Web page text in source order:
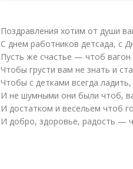
Поздравления хотим от души
С днем работников детсада, с
Пусть же счастье — чтоб
Чтобы грусти вам не знать и
Чтобы с детками всегда
И не шумными они были чтоб,
И достатком и весельем чтоб
И добро, здоровье, радость —